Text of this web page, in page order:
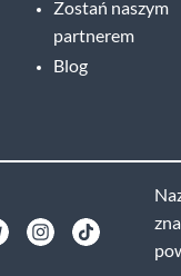
Zostań naszym
partnerem
Blog